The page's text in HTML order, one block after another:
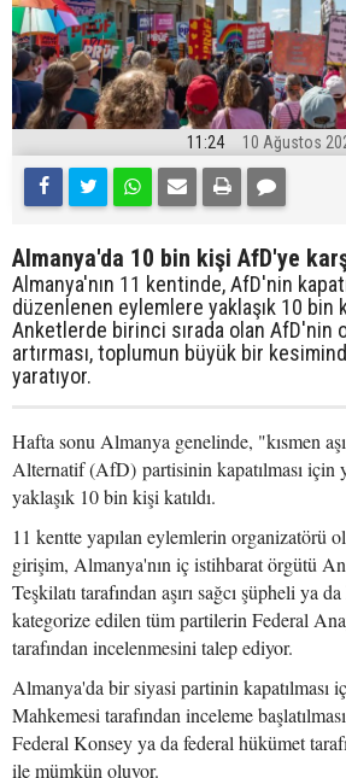
11:24 10 Ağustos
Almanya'da 10 bin kişi AfD'ye
Almanya'nın 11 kentinde, AfD'nin
düzenlenen eylemlere yaklaşık 10 bin
Anketlerde birinci sırada olan AfD'nin
artırması, toplumun büyük bir
yaratıyor.
Hafta sonu Almanya genelinde, "kısmen
Alternatif (AfD) partisinin kapatılması için
yaklaşık 10 bin kişi katıldı.
11 kentte yapılan eylemlerin organizatörü
girişim, Almanya'nın iç istihbarat örgütü
Teşkilatı tarafından aşırı sağcı şüpheli ya
kategorize edilen tüm partilerin Federal
tarafından incelenmesini talep ediyor.
Almanya'da bir siyasi partinin kapatılması
Mahkemesi tarafından inceleme
Federal Konsey ya da federal hükümet
ile mümkün oluyor.